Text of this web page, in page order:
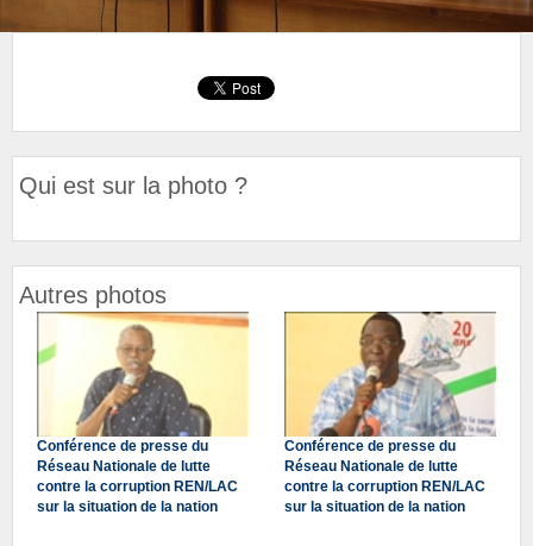
Qui est sur la photo ?
Autres photos
Conférence de presse du
Réseau Nationale de lutte
contre la corruption REN/LAC
sur la situation de la nation
Conférence de presse du
Réseau Nationale de lutte
contre la corruption REN/LAC
sur la situation de la nation